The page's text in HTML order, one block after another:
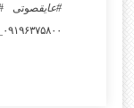
#عایقصوتی
۰۹۱۹۶۳۷۵۸۰۰_۰۲۱۵۵۹۶۹۲۴۵